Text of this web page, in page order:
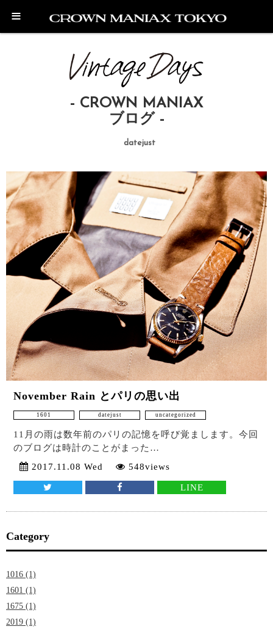
≡
- CROWN MANIAX
ブログ -
datejust
November Rain とパリの思い出
1601 datejust uncategorized
11月の雨は数年前のパリの記憶を呼び覚まします。今回
のブログは時計のことがまった…
2017.11.08 Wed
548views
LINE
Category
1016 (1)
1601 (1)
1675 (1)
2019 (1)